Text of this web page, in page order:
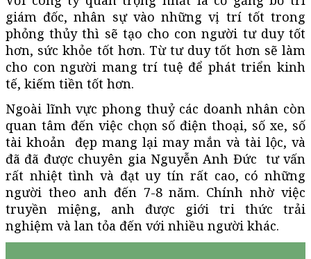
giám đốc, nhân sự vào những vị trí tốt trong
phỏng thủy thì sẽ tạo cho con người tư duy tốt
hơn, sức khỏe tốt hơn. Từ tư duy tốt hơn sẽ làm
cho con người mang trí tuệ để phát triển kinh
tế, kiếm tiền tốt hơn.
Ngoài lĩnh vực phong thuỷ các doanh nhân còn
quan tâm đến việc chọn số điện thoại, số xe, số
tài khoản đẹp mang lại may mắn và tài lộc, và
đã đã được chuyên gia Nguyễn Anh Đức tư vấn
rất nhiệt tình và đạt uy tín rất cao, có những
người theo anh đến 7-8 năm. Chính nhờ việc
truyền miệng, anh được giới tri thức trải
nghiệm và lan tỏa đến với nhiều người khác.